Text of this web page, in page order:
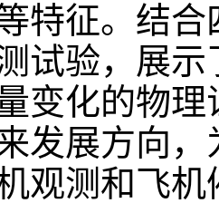
特征。结
试验，展
变化的物
发展方向
观测和飞